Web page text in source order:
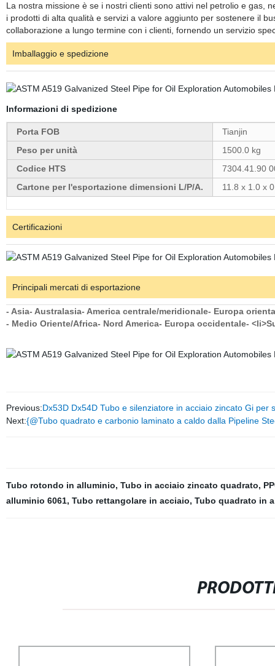
La nostra missione è se i nostri clienti sono attivi nel petrolio e gas,
i prodotti di alta qualità e servizi a valore aggiunto per sostenere il
collaborazione a lungo termine con i clienti, fornendo un servizio
Imballaggio e spedizione
Informazioni di spedizione
Porta FOB
Tianjin
Peso per unità
1500.0 kg
Codice HTS
7304.41.90
Cartone per l'esportazione dimensioni L/P/A.
11.8 x 1.0 x
Certificazioni
Principali mercati di esportazione
- Asia- Australasia- America centrale/meridionale- Europa
- Medio Oriente/Africa- Nord America- Europa occidentale-
Previous:Dx53D Dx54D Tubo e silenziatore in acciaio zincato Gi per
Next:{@Tubo quadrato e carbonio laminato a caldo dalla Pipeline
Tubo rotondo in alluminio, Tubo in acciaio zincato quadrato,
alluminio 6061, Tubo rettangolare in acciaio, Tubo quadrato in